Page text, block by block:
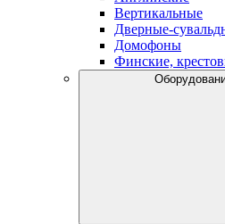
Вертикальные
Дверные-
Домофоны
Финские,